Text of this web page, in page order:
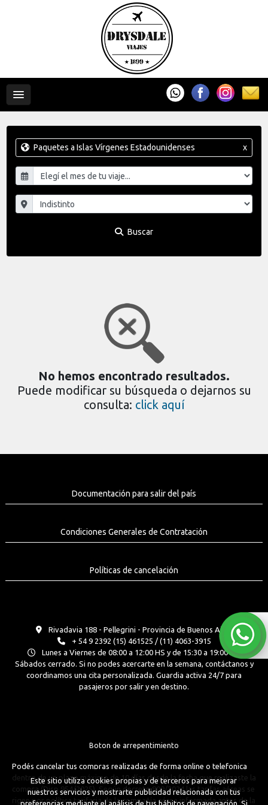
Paquetes a Islas Vírgenes Estadounidenses x
Buscar
No hemos encontrado resultados.
Puede modificar su búsqueda o dejarnos su
consulta: click aquí
Documentación para salir del país
Condiciones Generales de Contratación
Políticas de cancelación
Rivadavia 188 - Pellegrini - Provincia de Buenos Aires
+ 54 9 2392 (15) 461525 / (11) 4063-3915
Lunes a Viernes de 08:00 a 12:00 HS y de 15:30 a 19:00 Hs.
Sábados cerrado. Si no podes acercarte en la semana, contáctanos y
coordinamos una cita personalizada. Guardia activa 24/7 para
pasajeros por salir y en destino.
Boton de arrepentimiento
Podés cancelar tus compras realizadas de forma online o telefonica
dentro de un plazo máximo de 10 días desde la fecha que realizaste la
compra (Disp.954/2025). Según decreto 809/2024 las tarifas aéreas se
rigen por política tarifaria de la compañía aérea informada antes de la
Este sitio utiliza cookies propias y de terceros para mejorar
nuestros servicios y mostrarte publicidad relacionada con tus